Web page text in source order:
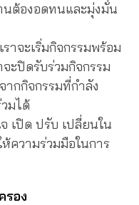
ต้องอดทนและมุ่งมั่น
าจะเริ่มกิจกรรมพร้อม
ะปิดรับร่วมกิจกรรม
ากกิจกรรมที่กำลัง
มได้
เปิด ปรับ เปลี่ยนใน
ความร่วมมือในการ
รอง